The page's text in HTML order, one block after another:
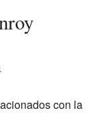
con la